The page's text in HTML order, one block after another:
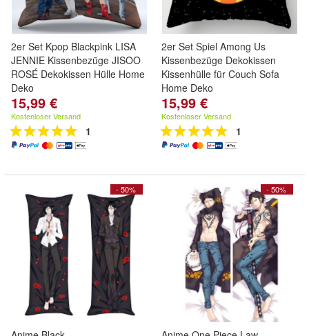
2er Set Kpop Blackpink LISA
JENNIE Kissenbezüge JISOO
ROSÉ Dekokissen Hülle Home
Deko
15,99 €
Kostenloser Versand
1
2er Set Spiel Among Us
Kissenbezüge Dekokissen
Kissenhülle für Couch Sofa
Home Deko
15,99 €
Kostenloser Versand
1
- 50% - 50%